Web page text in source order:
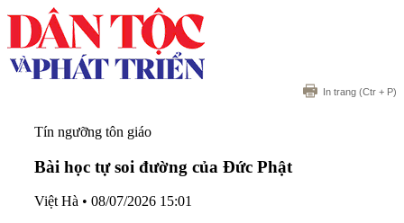
In trang (Ctr + P)
Tín ngưỡng tôn giáo
Bài học tự soi đường của Đức Phật
Việt Hà • 08/07/2026 15:01